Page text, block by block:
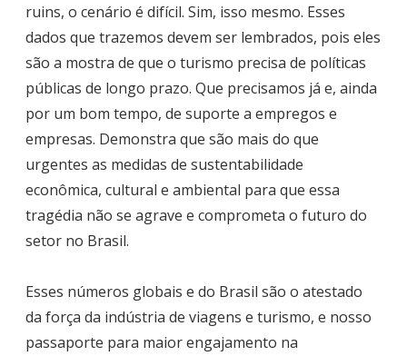
ruins, o cenário é difícil. Sim, isso mesmo. Esses
dados que trazemos devem ser lembrados, pois eles
são a mostra de que o turismo precisa de políticas
públicas de longo prazo. Que precisamos já e, ainda
por um bom tempo, de suporte a empregos e
empresas. Demonstra que são mais do que
urgentes as medidas de sustentabilidade
econômica, cultural e ambiental para que essa
tragédia não se agrave e comprometa o futuro do
setor no Brasil.
Esses números globais e do Brasil são o atestado
da força da indústria de viagens e turismo, e nosso
passaporte para maior engajamento na